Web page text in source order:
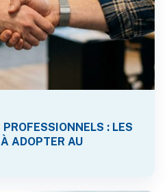
: LES
ADOPTER AU